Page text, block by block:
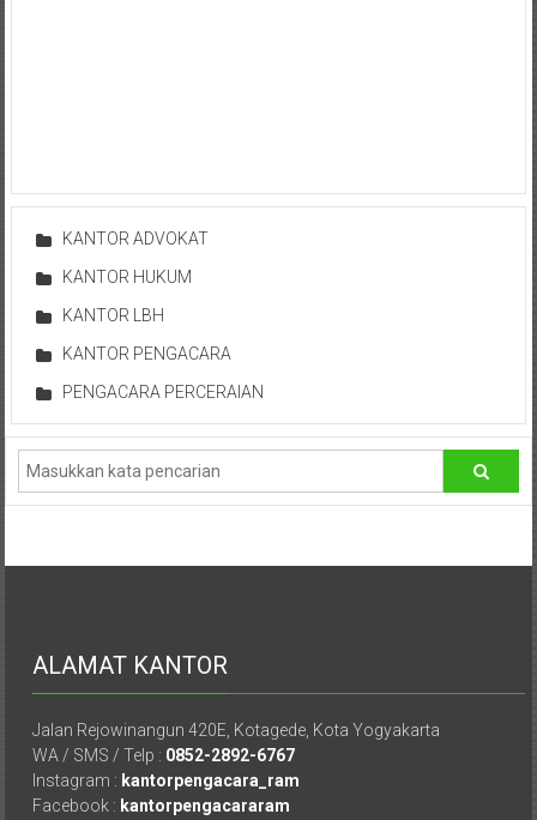
Pajak,
Pengacara
Perusahaan,
Kantor
Hukum
/
LBH,
Office
Law
Firm
Kantor
Pengacara
KANTOR ADVOKAT
KANTOR HUKUM
KANTOR LBH
KANTOR PENGACARA
PENGACARA PERCERAIAN
ALAMAT KANTOR
Jalan Rejowinangun 420E, Kotagede, Kota Yogyakarta
WA / SMS / Telp : 0852-2892-6767
Instagram : kantorpengacara_ram
Facebook : kantorpengacararam